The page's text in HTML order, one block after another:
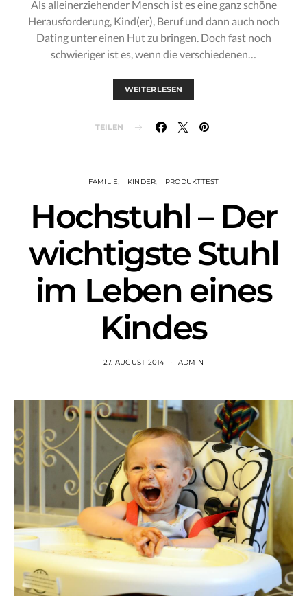
Als alleinerziehender Mensch ist es eine ganz schöne
Herausforderung, Kind(er), Beruf und dann auch noch
Dating unter einen Hut zu bringen. Doch fast noch
schwieriger ist es, wenn die verschiedenen…
WEITERLESEN
TEILEN
FAMILIE KINDER PRODUKTTEST
Hochstuhl – Der
wichtigste Stuhl
im Leben eines
Kindes
27. AUGUST 2014 ADMIN